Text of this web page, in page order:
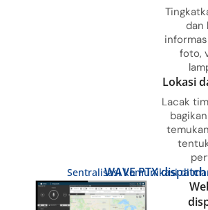
dan
foto,
Lokasi
Lacak
WAVE PTX dispatch
Sentralisasi komunikasi di